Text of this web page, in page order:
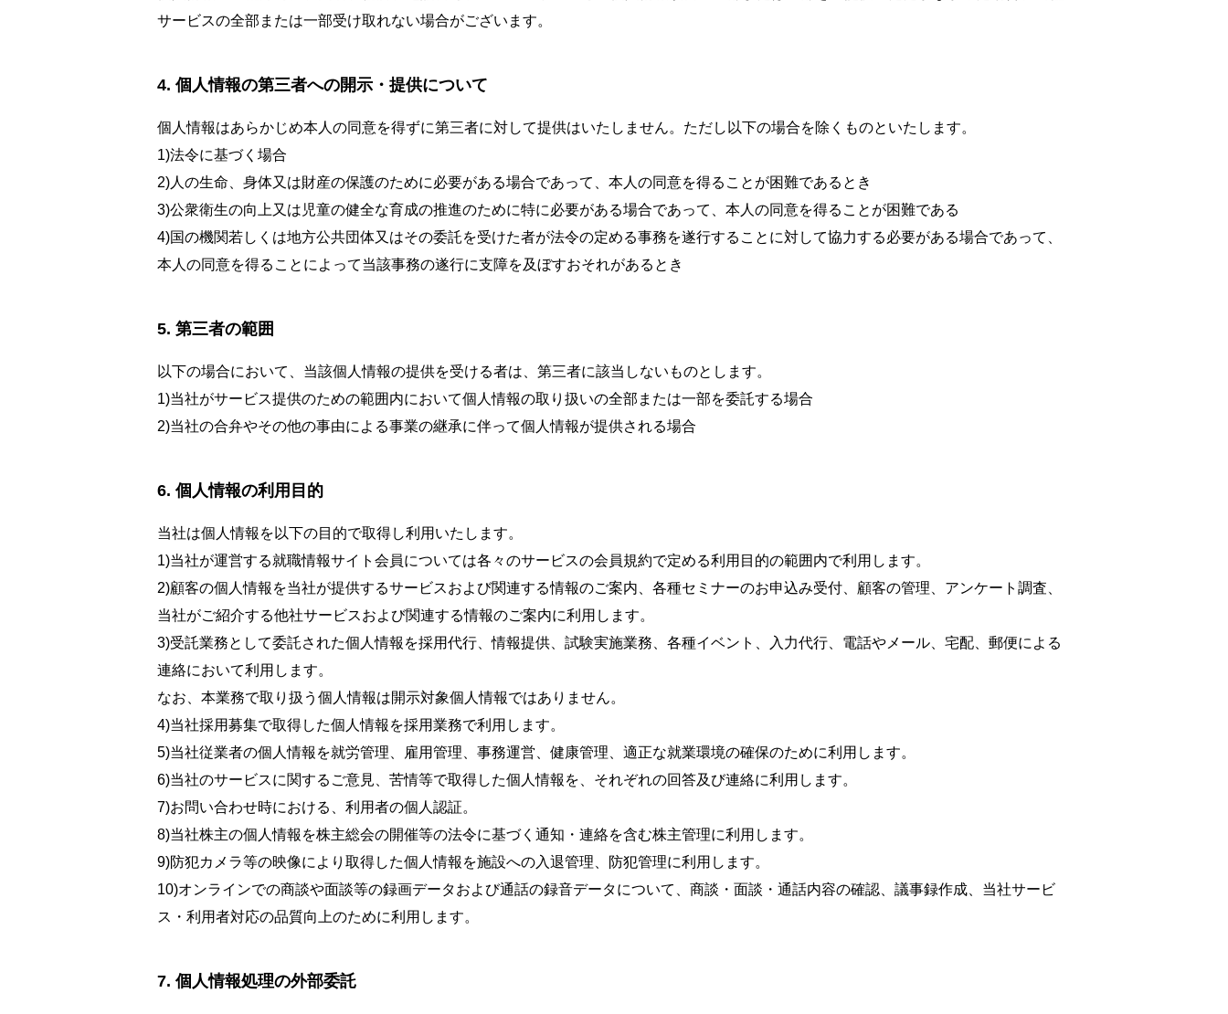
サービスの全部または一部受け取れない場合がございます。
個人情報の第三者への開示・提供について
個人情報はあらかじめ本人の同意を得ずに第三者に対して提供はいたしません。ただし以下の場合を除くものといたします。
1)法令に基づく場合
2)人の生命、身体又は財産の保護のために必要がある場合であって、本人の同意を得ることが困難であるとき
3)公衆衛生の向上又は児童の健全な育成の推進のために特に必要がある場合であって、本人の同意を得ることが困難である
4)国の機関若しくは地方公共団体又はその委託を受けた者が法令の定める事務を遂行することに対して協力する必要がある場合であって、
本人の同意を得ることによって当該事務の遂行に支障を及ぼすおそれがあるとき
第三者の範囲
以下の場合において、当該個人情報の提供を受ける者は、第三者に該当しないものとします。
1)当社がサービス提供のための範囲内において個人情報の取り扱いの全部または一部を委託する場合
2)当社の合弁やその他の事由による事業の継承に伴って個人情報が提供される場合
個人情報の利用目的
当社は個人情報を以下の目的で取得し利用いたします。
1)当社が運営する就職情報サイト会員については各々のサービスの会員規約で定める利用目的の範囲内で利用します。
2)顧客の個人情報を当社が提供するサービスおよび関連する情報のご案内、各種セミナーのお申込み受付、顧客の管理、アンケート調査、
当社がご紹介する他社サービスおよび関連する情報のご案内に利用します。
3)受託業務として委託された個人情報を採用代行、情報提供、試験実施業務、各種イベント、入力代行、電話やメール、宅配、郵便による
連絡において利用します。
なお、本業務で取り扱う個人情報は開示対象個人情報ではありません。
4)当社採用募集で取得した個人情報を採用業務で利用します。
5)当社従業者の個人情報を就労管理、雇用管理、事務運営、健康管理、適正な就業環境の確保のために利用します。
6)当社のサービスに関するご意見、苦情等で取得した個人情報を、それぞれの回答及び連絡に利用します。
7)お問い合わせ時における、利用者の個人認証。
8)当社株主の個人情報を株主総会の開催等の法令に基づく通知・連絡を含む株主管理に利用します。
9)防犯カメラ等の映像により取得した個人情報を施設への入退管理、防犯管理に利用します。
10)オンラインでの商談や面談等の録画データおよび通話の録音データについて、商談・面談・通話内容の確認、議事録作成、当社サービ
ス・利用者対応の品質向上のために利用します。
個人情報処理の外部委託